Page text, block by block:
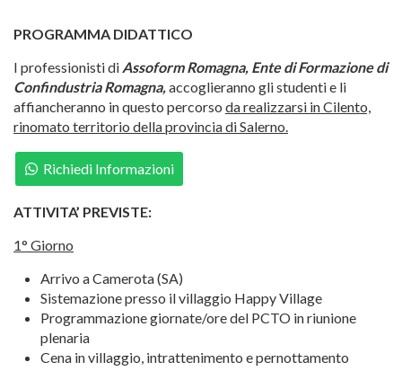
PROGRAMMA DIDATTICO
I professionisti di Assoform Romagna, Ente di Formazione di
Confindustria Romagna,accoglieranno gli studenti e li
affiancheranno in questo percorso da realizzarsi in Cilento,
rinomato territorio della provincia di Salerno.
Richiedi Informazioni
ATTIVITA’ PREVISTE:
1° Giorno
Arrivo a Camerota (SA)
Sistemazione presso il villaggio Happy Village
Programmazione giornate/ore del PCTO in riunione
plenaria
Cena in villaggio, intrattenimento e pernottamento